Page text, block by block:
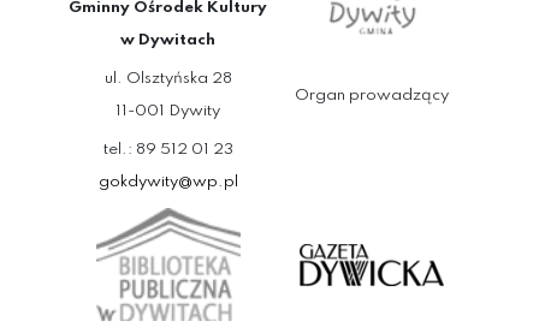
Gminny Ośrodek Kultury
w Dywitach
ul. Olsztyńska 28
11-001 Dywity
tel.: 89 512 01 23
gokdywity@wp.pl
Organ prowadzący